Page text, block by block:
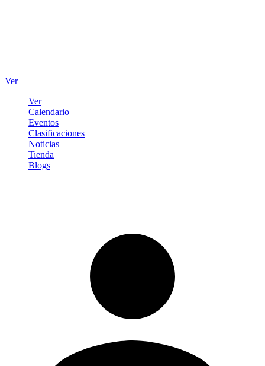
Ver
Ver
Calendario
Eventos
Clasificaciones
Noticias
Tienda
Blogs